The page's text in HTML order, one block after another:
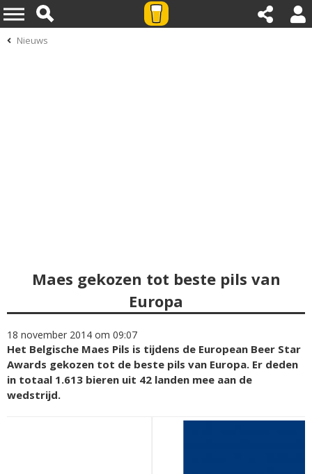
Nieuws
Maes gekozen tot beste pils van
Europa
18 november 2014 om 09:07
Het Belgische Maes Pils is tijdens de European Beer Star
Awards gekozen tot de beste pils van Europa. Er deden
in totaal 1.613 bieren uit 42 landen mee aan de
wedstrijd.